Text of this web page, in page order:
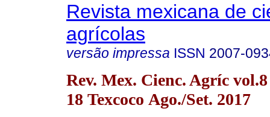
Revista mexicana de
agrícolas
versão impressa ISSN 2007-
Rev. Mex. Cienc. Agríc vol.8
18 Texcoco Ago./Set. 2017